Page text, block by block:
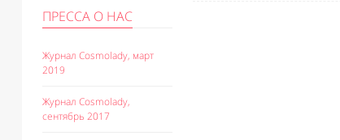
ПРЕССА О НАС
Журнал Cosmolady, март
2019
Журнал Cosmolady,
сентябрь 2017